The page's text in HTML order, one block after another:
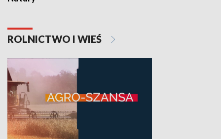
ROLNICTWO I WIEŚ